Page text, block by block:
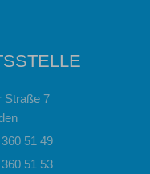
Straße 7
51 49
51 53